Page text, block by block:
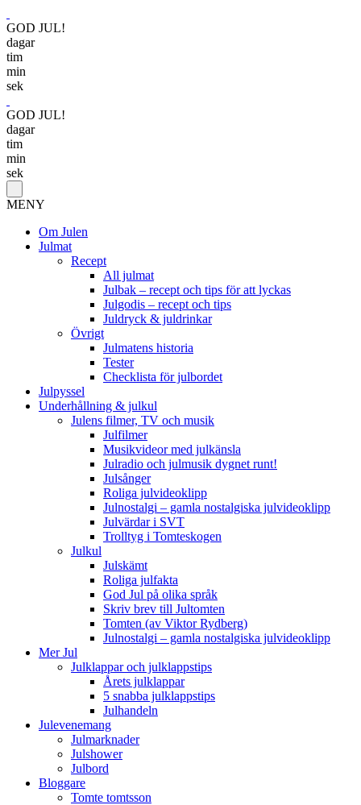
GOD JUL!
dagar
tim
min
sek
GOD JUL!
dagar
tim
min
sek
MENY
Om Julen
Julmat
Recept
All julmat
Julbak – recept och tips för att lyckas
Julgodis – recept och tips
Juldryck & juldrinkar
Övrigt
Julmatens historia
Tester
Checklista för julbordet
Julpyssel
Underhållning & julkul
Julens filmer, TV och musik
Julfilmer
Musikvideor med julkänsla
Julradio och julmusik dygnet runt!
Julsånger
Roliga julvideoklipp
Julnostalgi – gamla nostalgiska julvideoklipp
Julvärdar i SVT
Trolltyg i Tomteskogen
Julkul
Julskämt
Roliga julfakta
God Jul på olika språk
Skriv brev till Jultomten
Tomten (av Viktor Rydberg)
Julnostalgi – gamla nostalgiska julvideoklipp
Mer Jul
Julklappar och julklappstips
Årets julklappar
5 snabba julklappstips
Julhandeln
Julevenemang
Julmarknader
Julshower
Julbord
Bloggare
Tomte tomtsson